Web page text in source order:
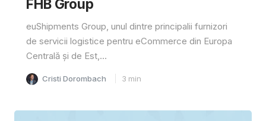
FHB Group
euShipments Group, unul dintre principalii furnizori
de servicii logistice pentru eCommerce din Europa
Centrală și de Est,...
Cristi Dorombach 3 min